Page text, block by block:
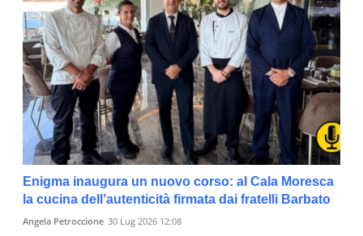
Enigma inaugura un nuovo corso: al Cala Moresca
la cucina dell’autenticità firmata dai fratelli Barbato
Angela Petroccione 30 Lug 2026 12:08